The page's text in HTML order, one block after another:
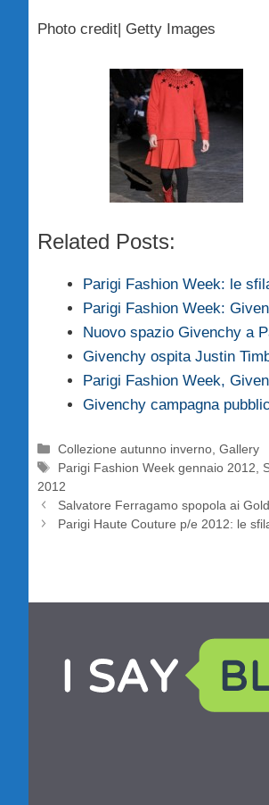
Photo credit| Getty Images
Related Posts:
Parigi Fashion Week: le
Parigi Fashion Week:
Nuovo spazio Givenchy a
Givenchy ospita Justin
Parigi Fashion Week,
Givenchy campagna
Categorie
Collezione autunno inverno ,Gallery
Tag
Parigi Fashion Week gennaio 2012
2012
Salvatore Ferragamo spopola ai
Parigi Haute Couture p/e 2012: le